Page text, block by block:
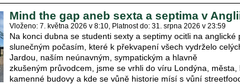
Mind the gap aneb sexta a septima v
Vloženo: 7. května 2026 v 8:10 Platnost do: 31. srpna 2026 v 23:59
Na konci dubna se studenti sexty a septimy ocitli na
slunečným počasím, které k překvapení všech vydrželo
Jardou, naším neúnavným, sympatickým a hlavně
zkušeným průvodcem, jsme se vrhli do víru Londýna,
kamenné budovy a kde se vůně historie mísí s vůní